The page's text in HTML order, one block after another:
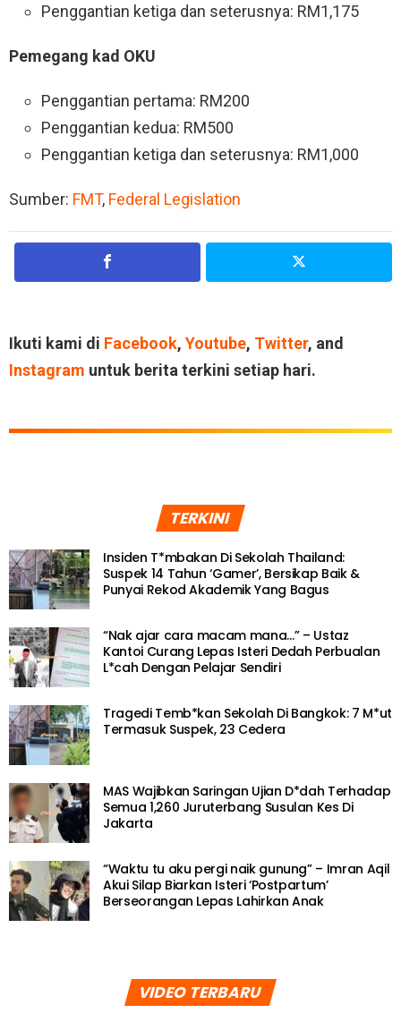
Penggantian ketiga dan seterusnya: RM1,175
Pemegang kad OKU
Penggantian pertama: RM200
Penggantian kedua: RM500
Penggantian ketiga dan seterusnya: RM1,000
Sumber: FMT, Federal Legislation
Ikuti kami di Facebook, Youtube, Twitter, and
Instagram untuk berita terkini setiap hari.
TERKINI
Insiden T*mbakan Di Sekolah Thailand:
Suspek 14 Tahun ‘Gamer’, Bersikap Baik &
Punyai Rekod Akademik Yang Bagus
“Nak ajar cara macam mana…” – Ustaz
Kantoi Curang Lepas Isteri Dedah Perbualan
L*cah Dengan Pelajar Sendiri
Tragedi Temb*kan Sekolah Di Bangkok: 7 M*ut
Termasuk Suspek, 23 Cedera
MAS Wajibkan Saringan Ujian D*dah Terhadap
Semua 1,260 Juruterbang Susulan Kes Di
Jakarta
“Waktu tu aku pergi naik gunung” – Imran Aqil
Akui Silap Biarkan Isteri ‘Postpartum’
Berseorangan Lepas Lahirkan Anak
VIDEO TERBARU